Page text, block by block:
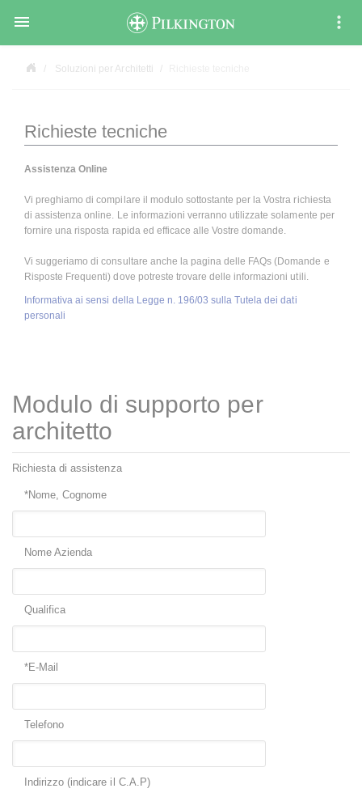

Soluzioni per Architetti
Richieste tecniche
Assistenza Online
Vi preghiamo di compilare il modulo sottostante per la Vostra richiesta
di assistenza online. Le informazioni verranno utilizzate solamente per
fornire una risposta rapida ed efficace alle Vostre domande.
Vi suggeriamo di consultare anche la pagina delle FAQs (Domande e
Risposte Frequenti) dove potreste trovare delle informazioni utili.
Informativa ai sensi della Legge n. 196/03 sulla Tutela dei dati
personali